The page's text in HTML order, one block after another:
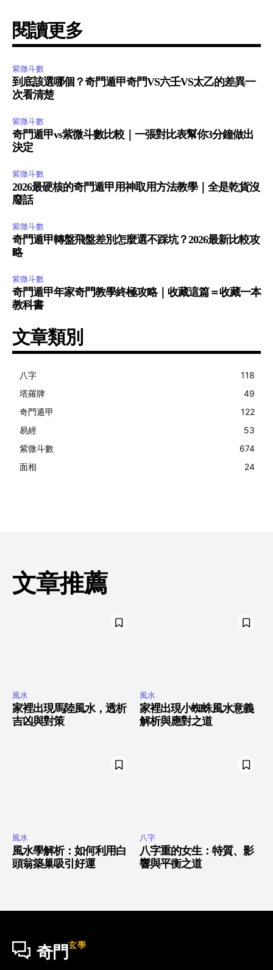
閱讀更多
紫微斗數
到底該選哪個？奇門遁甲奇門VS六壬VS太乙的差異一
次看清楚
紫微斗數
奇門遁甲vs紫微斗數比較｜一張對比表幫你3分鐘做出
決定
紫微斗數
2026最硬核的奇門遁甲用神取用方法教學｜全是乾貨沒
廢話
紫微斗數
奇門遁甲轉盤飛盤差別怎麼選不踩坑？2026最新比較攻
略
紫微斗數
奇門遁甲年家奇門教學終極攻略｜收藏這篇＝收藏一本
教科書
文章類別
八字
118
塔羅牌
49
奇門遁甲
122
易經
53
紫微斗數
674
面相
24
文章推薦
風水
家裡出現馬陸風水，透析
吉凶與對策
風水
家裡出現小蜘蛛風水意義
解析與應對之道
風水
風水學解析：如何利用白
頭翁築巢吸引好運
八字
八字重的女生：特質、影
響與平衡之道
奇門 玄學